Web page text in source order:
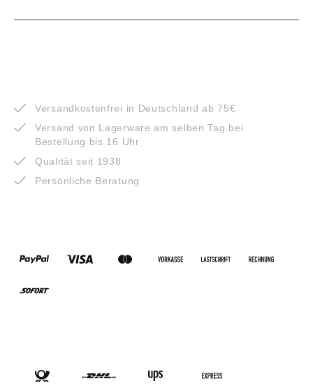
Versandkostenfrei in Deutschland ab 75€
Versand von Lagerware am selben Tag bei
Bestellung bis 16 Uhr
Qualität seit 1938
Persönliche Beratung